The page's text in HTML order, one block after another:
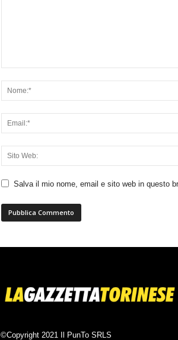
Salva il mio nome, email e sito web in questo
©Copyright 2021 Il PunTo SRLS